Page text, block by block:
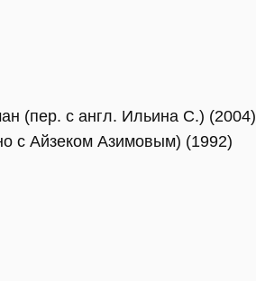
(пер. с англ. Ильина С.) (2004)
с Айзеком Азимовым) (1992)